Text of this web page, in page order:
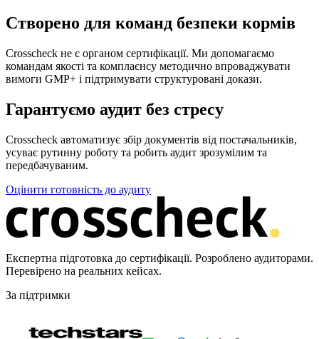
Створено для команд безпеки кормів
Crosscheck не є органом сертифікації. Ми допомагаємо
командам якості та комплаєнсу методично впроваджувати
вимоги GMP+ і підтримувати структуровані докази.
Гарантуємо аудит без стресу
Crosscheck автоматизує збір документів від постачальників,
усуває рутинну роботу та робить аудит зрозумілим та
передбачуваним.
Оцінити готовність до аудиту
Експертна підготовка до сертифікації. Розроблено аудиторами.
Перевірено на реальних кейсах.
За підтримки